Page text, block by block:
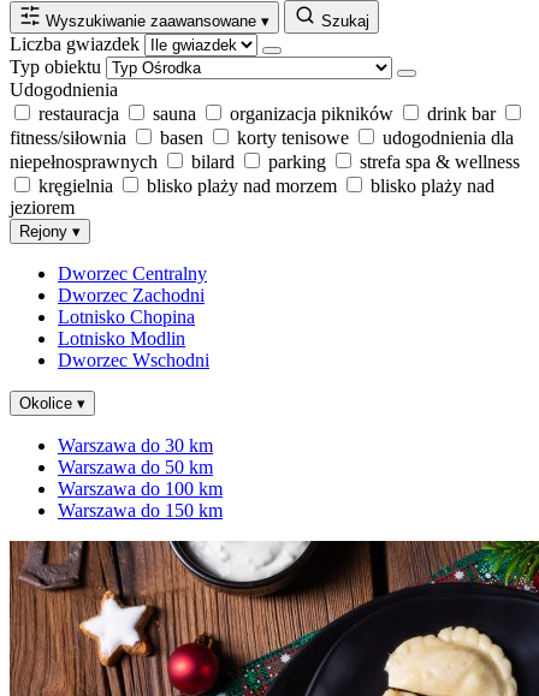
Wyszukiwanie zaawansowane ▾ Szukaj
Liczba gwiazdek
Typ obiektu
Udogodnienia
restauracja
sauna organizacja pikników
drink bar
fitness/siłownia
basen korty tenisowe
udogodnienia dla
niepełnosprawnych
bilard parking
strefa spa & wellness
kręgielnia
blisko plaży nad morzem
blisko plaży nad
jeziorem
Rejony ▾
Dworzec Centralny
Dworzec Zachodni
Lotnisko Chopina
Lotnisko Modlin
Dworzec Wschodni
Okolice ▾
Warszawa do 30 km
Warszawa do 50 km
Warszawa do 100 km
Warszawa do 150 km